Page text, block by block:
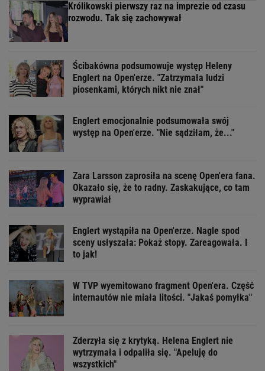
Królikowski pierwszy raz na imprezie od czasu
rozwodu. Tak się zachowywał
Ścibakówna podsumowuje występ Heleny
Englert na Open'erze. "Zatrzymała ludzi
piosenkami, których nikt nie znał"
Englert emocjonalnie podsumowała swój
występ na Open'erze. "Nie sądziłam, że..."
Zara Larsson zaprosiła na scenę Open'era fana.
Okazało się, że to radny. Zaskakujące, co tam
wyprawiał
Englert wystąpiła na Open'erze. Nagle spod
sceny usłyszała: Pokaż stopy. Zareagowała. I
to jak!
W TVP wyemitowano fragment Open'era. Część
internautów nie miała litości. "Jakaś pomyłka"
Zderzyła się z krytyką. Helena Englert nie
wytrzymała i odpaliła się. "Apeluję do
wszystkich"